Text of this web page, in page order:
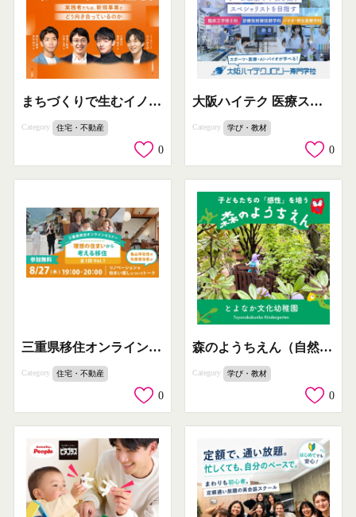
まちづくりで生むイノベーションセミナー
Category 住宅・不動産
0
大阪ハイテク 医療スペシャリスト養成案内
Category 学び・教材
0
三重県移住オンラインセミナー・住まい相談会
Category 住宅・不動産
0
森のようちえん（自然体験幼稚園）
Category 学び・教材
0